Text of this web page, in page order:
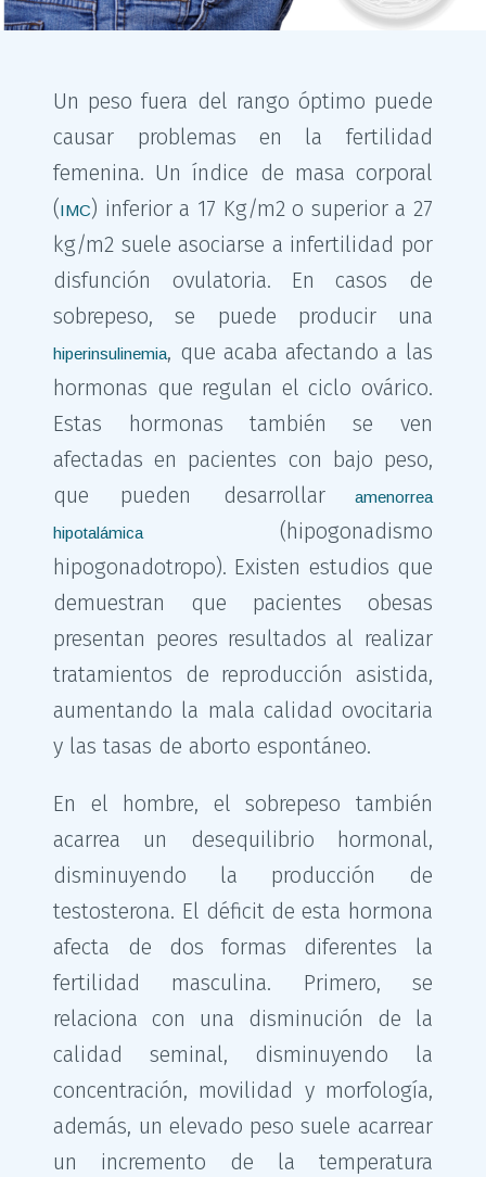
Un peso fuera del rango óptimo puede
causar problemas en la fertilidad
femenina. Un índice de masa corporal
(IMC) inferior a 17 Kg/m2 o superior a 27
kg/m2 suele asociarse a infertilidad por
disfunción ovulatoria. En casos de
sobrepeso, se puede producir una
hiperinsulinemia, que acaba afectando a las
hormonas que regulan el ciclo ovárico.
Estas hormonas también se ven
afectadas en pacientes con bajo peso,
que pueden desarrollaramenorrea
hipotalámica(hipogonadismo
hipogonadotropo). Existen estudios que
demuestran que pacientes obesas
presentan peores resultados al realizar
tratamientos de reproducción asistida,
aumentando la mala calidad ovocitaria
y las tasas de aborto espontáneo.
En el hombre, el sobrepeso también
acarrea un desequilibrio hormonal,
disminuyendo la producción de
testosterona. El déficit de esta hormona
afecta de dos formas diferentes la
fertilidad masculina. Primero, se
relaciona con una disminución de la
calidad seminal, disminuyendo la
concentración, movilidad y morfología,
además, un elevado peso suele acarrear
un incremento de la temperatura